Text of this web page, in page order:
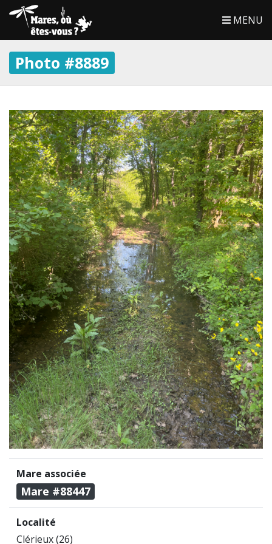
MENU
Photo #8889
Mare associée
Mare #88447
Localité
Clérieux (26)